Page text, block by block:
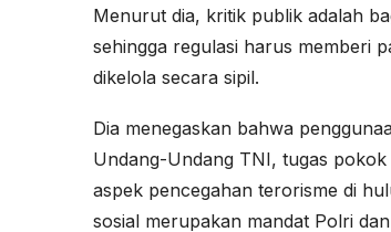
Menurut dia, kritik publik adalah
sehingga regulasi harus memberi
dikelola secara sipil.
Dia menegaskan bahwa
Undang-Undang TNI, tugas
aspek pencegahan terorisme di
sosial merupakan mandat Polri